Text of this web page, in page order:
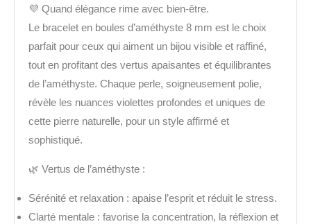
💜 Quand élégance rime avec bien-être.
Le bracelet en boules d’améthyste 8 mm est le choix
parfait pour ceux qui aiment un bijou visible et raffiné,
tout en profitant des vertus apaisantes et équilibrantes
de l’améthyste. Chaque perle, soigneusement polie,
révèle les nuances violettes profondes et uniques de
cette pierre naturelle, pour un style affirmé et
sophistiqué.
🌿 Vertus de l’améthyste :
Sérénité et relaxation : apaise l’esprit et réduit le stress.
Clarté mentale : favorise la concentration, la réflexion et